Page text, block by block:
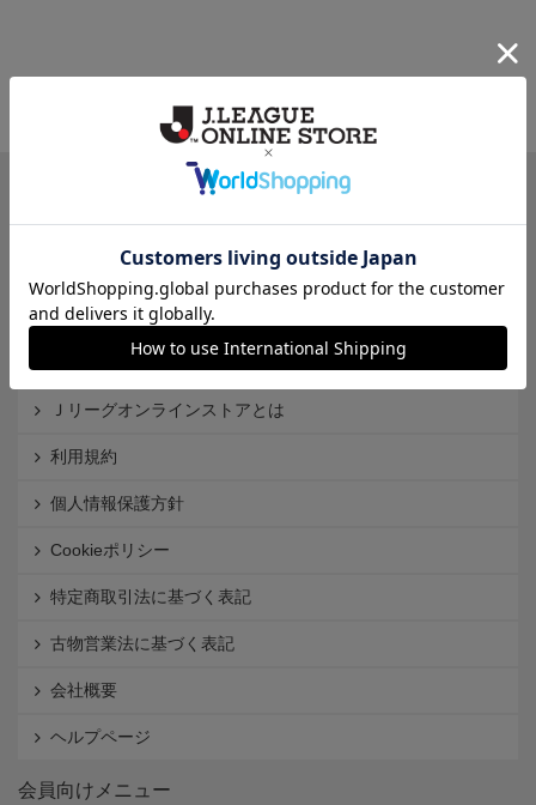
カテゴリから探す
クラブから探す
Ｊ1
インフォメーション
Ｊリーグオンラインストアとは
利用規約
個人情報保護方針
Cookieポリシー
特定商取引法に基づく表記
古物営業法に基づく表記
会社概要
ヘルプページ
会員向けメニュー